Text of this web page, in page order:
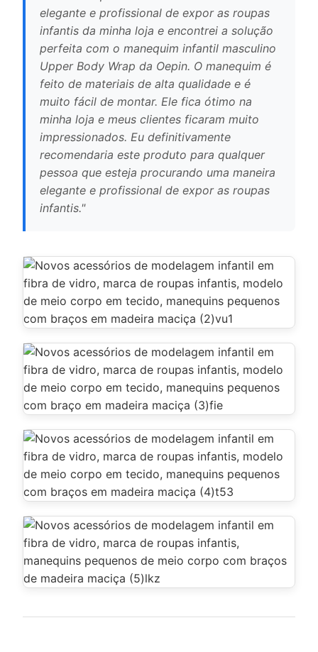
elegante e profissional de expor as roupas
infantis da minha loja e encontrei a solução
perfeita com o manequim infantil masculino
Upper Body Wrap da Oepin. O manequim é
feito de materiais de alta qualidade e é
muito fácil de montar. Ele fica ótimo na
minha loja e meus clientes ficaram muito
impressionados. Eu definitivamente
recomendaria este produto para qualquer
pessoa que esteja procurando uma maneira
elegante e profissional de expor as roupas
infantis."